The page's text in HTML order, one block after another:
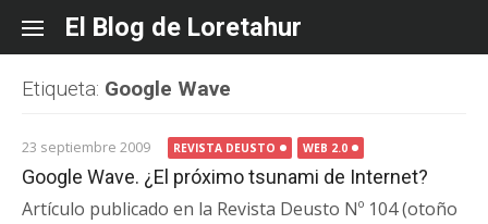
content
El Blog de Loretahur
Etiqueta: Google Wave
23 septiembre 2009 REVISTA DEUSTO WEB 2.0
Google Wave. ¿El próximo tsunami de Internet?
Artículo publicado en la Revista Deusto Nº 104 (otoño